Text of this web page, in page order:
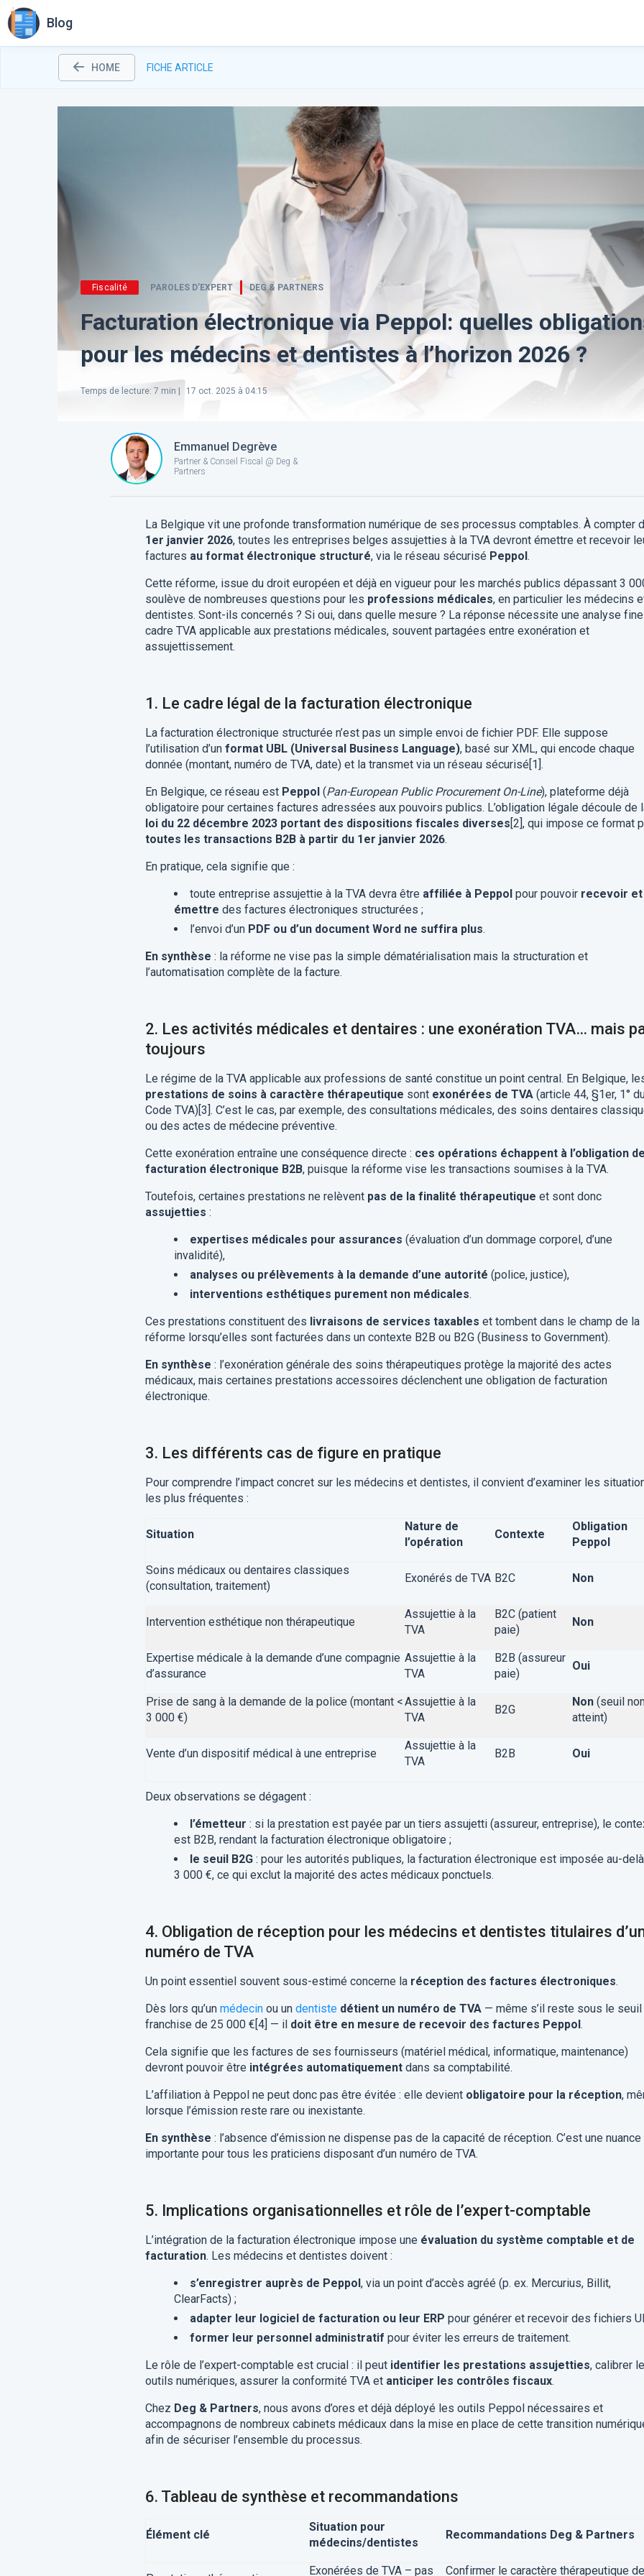
Blog
HOME FICHE ARTICLE
Fiscalité PAROLES D’EXPERT DEG & PARTNERS
Facturation électronique via Peppol: quelles
pour les médecins et dentistes à l’horizon 2026 ?
Temps de lecture: 7 min | 17 oct. 2025 à 04:15
Emmanuel Degrève
Partner & Conseil Fiscal @ Deg &
Partners
La Belgique vit une profonde transformation numérique de ses processus comptables. À compter
1er janvier 2026, toutes les entreprises belges assujetties à la TVA devront émettre et recevoir
factures au format électronique structuré, via le réseau sécurisé Peppol.
Cette réforme, issue du droit européen et déjà en vigueur pour les marchés publics dépassant 3
soulève de nombreuses questions pour les professions médicales, en particulier les médecins
dentistes. Sont-ils concernés ? Si oui, dans quelle mesure ? La réponse nécessite une analyse
cadre TVA applicable aux prestations médicales, souvent partagées entre exonération et
assujettissement.
1. Le cadre légal de la facturation électronique
La facturation électronique structurée n’est pas un simple envoi de fichier PDF. Elle suppose
l’utilisation d’un format UBL (Universal Business Language), basé sur XML, qui encode chaque
donnée (montant, numéro de TVA, date) et la transmet via un réseau sécurisé[1].
En Belgique, ce réseau est Peppol(Pan-European Public Procurement On-Line), plateforme déjà
obligatoire pour certaines factures adressées aux pouvoirs publics. L’obligation légale découle de
loi du 22 décembre 2023 portant des dispositions fiscales diverses[2], qui impose ce format
toutes les transactions B2B à partir du 1er janvier 2026.
En pratique, cela signifie que :
toute entreprise assujettie à la TVA devra être affiliée à Peppolpour pouvoir recevoir et
émettre des factures électroniques structurées ;
l’envoi d’un PDF ou d’un document Word ne suffira plus.
En synthèse : la réforme ne vise pas la simple dématérialisation mais la structuration et
l’automatisation complète de la facture.
2. Les activités médicales et dentaires : une exonération TVA… mais
toujours
Le régime de la TVA applicable aux professions de santé constitue un point central. En Belgique,
prestations de soins à caractère thérapeutique sont exonérées de TVA(article 44, §1er, 1°
Code TVA)[3]. C’est le cas, par exemple, des consultations médicales, des soins dentaires
ou des actes de médecine préventive.
Cette exonération entraîne une conséquence directe : ces opérations échappent à l’obligation de
facturation électronique B2B, puisque la réforme vise les transactions soumises à la TVA.
Toutefois, certaines prestations ne relèvent pas de la finalité thérapeutique et sont donc
assujetties :
expertises médicales pour assurances (évaluation d’un dommage corporel, d’une
invalidité),
analyses ou prélèvements à la demande d’une autorité (police, justice),
interventions esthétiques purement non médicales.
Ces prestations constituent des livraisons de services taxables et tombent dans le champ de la
réforme lorsqu’elles sont facturées dans un contexte B2B ou B2G (Business to Government).
En synthèse : l’exonération générale des soins thérapeutiques protège la majorité des actes
médicaux, mais certaines prestations accessoires déclenchent une obligation de facturation
électronique.
3. Les différents cas de figure en pratique
Pour comprendre l’impact concret sur les médecins et dentistes, il convient d’examiner les
les plus fréquentes :
Situation
Nature de
l’opération
Contexte
Obligation
Peppol
Soins médicaux ou dentaires classiques
(consultation, traitement)
Exonérés de TVA B2C Non
Intervention esthétique non thérapeutique
Assujettie à la
TVA
B2C (patient
paie)
Non
Expertise médicale à la demande d’une compagnie
d’assurance
Assujettie à la
TVA
B2B (assureur
paie)
Oui
Prise de sang à la demande de la police (montant <
3 000 €)
Assujettie à la
TVA
B2G
Non(seuil
atteint)
Vente d’un dispositif médical à une entreprise
Assujettie à la
TVA
B2B Oui
Deux observations se dégagent :
l’émetteur : si la prestation est payée par un tiers assujetti (assureur, entreprise), le
est B2B, rendant la facturation électronique obligatoire ;
le seuil B2G: pour les autorités publiques, la facturation électronique est imposée au-
3 000 €, ce qui exclut la majorité des actes médicaux ponctuels.
4. Obligation de réception pour les médecins et dentistes titulaires
numéro de TVA
Un point essentiel souvent sous-estimé concerne la réception des factures électroniques.
Dès lors qu’un médecinou un dentiste détient un numéro de TVA— même s’il reste sous le seuil
franchise de 25 000 €[4] — il doit être en mesure de recevoir des factures Peppol.
Cela signifie que les factures de ses fournisseurs (matériel médical, informatique, maintenance)
devront pouvoir être intégrées automatiquementdans sa comptabilité.
L’affiliation à Peppol ne peut donc pas être évitée : elle devient obligatoire pour la réception,
lorsque l’émission reste rare ou inexistante.
En synthèse : l’absence d’émission ne dispense pas de la capacité de réception. C’est une nuance
importante pour tous les praticiens disposant d’un numéro de TVA.
5. Implications organisationnelles et rôle de l’expert-comptable
L’intégration de la facturation électronique impose une évaluation du système comptable et de
facturation. Les médecins et dentistes doivent :
s’enregistrer auprès de Peppol, via un point d’accès agréé (p. ex. Mercurius, Billit,
ClearFacts) ;
adapter leur logiciel de facturation ou leur ERP pour générer et recevoir des fichiers
former leur personnel administratif pour éviter les erreurs de traitement.
Le rôle de l’expert-comptable est crucial : il peut identifier les prestations assujetties, calibrer
outils numériques, assurer la conformité TVA et anticiper les contrôles fiscaux.
Chez Deg & Partners, nous avons d’ores et déjà déployé les outils Peppol nécessaires et
accompagnons de nombreux cabinets médicaux dans la mise en place de cette transition
afin de sécuriser l’ensemble du processus.
6. Tableau de synthèse et recommandations
Élément clé
Situation pour
médecins/dentistes
Recommandations Deg & Partners
Exonérées de TVA – pas Confirmer le caractère thérapeutique